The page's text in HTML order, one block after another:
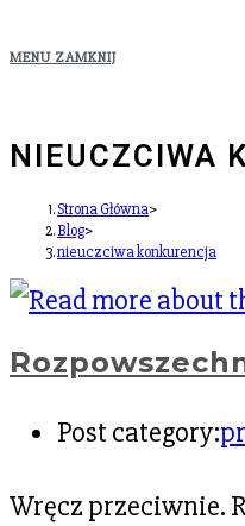
MENU ZAMKNIJ
NIEUCZCIWA
Strona Główna>
Blog>
nieuczciwa konkurencja
Post category:
Wręcz przeciwnie.